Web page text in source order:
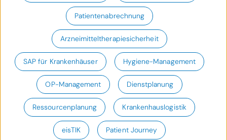
Patientenabrechnung
Arzneimitteltherapiesicherheit
SAP für Krankenhäuser Hygiene-Management
OP-Management Dienstplanung
Ressourcenplanung Krankenhauslogistik
eisTIK Patient Journey